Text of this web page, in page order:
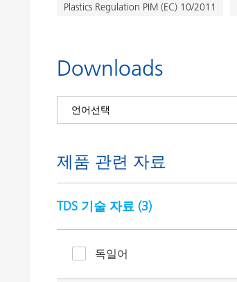
Plastics Regulation PIM (EC) 10/2011
Downloads
제품 관련 자료
TDS 기술 자료 (3)
독일어